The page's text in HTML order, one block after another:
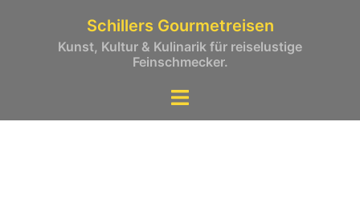
Schillers Gourmetreisen
Kunst, Kultur & Kulinarik für reiselustige
Feinschmecker.